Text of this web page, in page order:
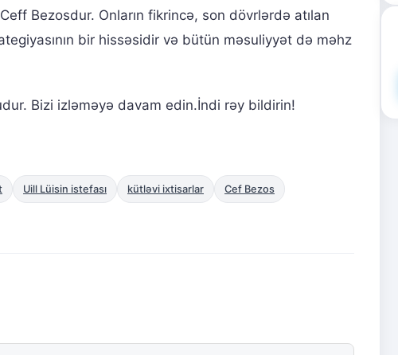
Bezosdur. Onların fikrincə, son dövrlərdə atılan
bir hissəsidir və bütün məsuliyyət də məhz
Bizi izləməyə davam edin.İndi rəy bildirin!
Uill Lüisin istefası kütləvi ixtisarlar Cef Bezos